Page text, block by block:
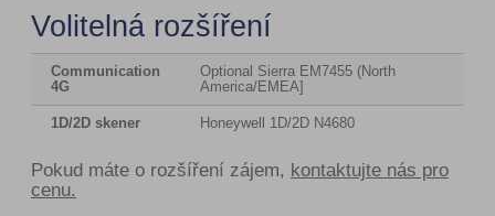
Volitelná rozšíření
Communication
4G
Optional Sierra EM7455 (North
America/EMEA]
1D/2D skener Honeywell 1D/2D N4680
Pokud máte o rozšíření zájem, kontaktujte nás pro
cenu.